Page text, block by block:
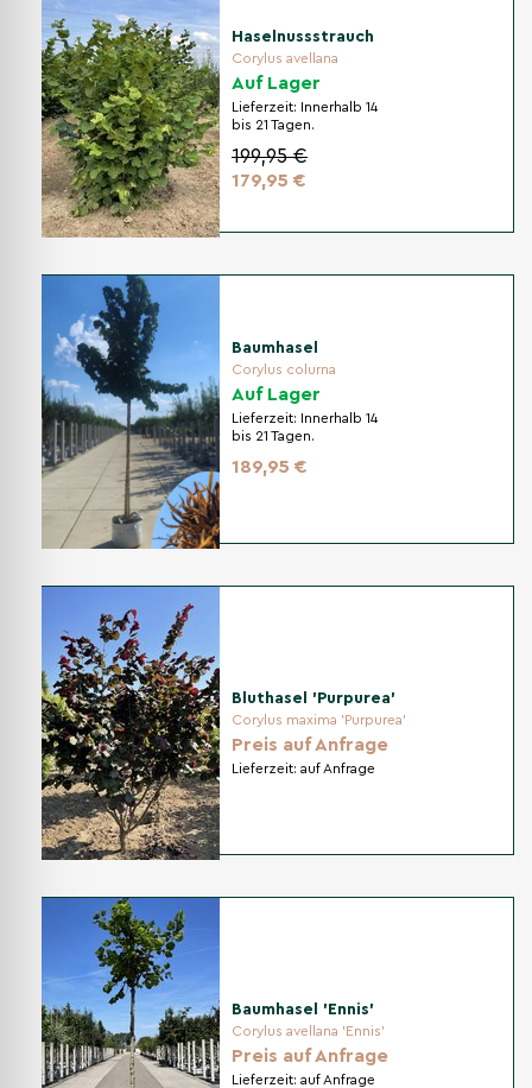
Haselnussstrauch
Corylus avellana
Auf Lager
Lieferzeit:
Innerhalb 14
bis 21 Tagen.
199,95 €
179,95 €
Baumhasel
Corylus colurna
Auf Lager
Lieferzeit:
Innerhalb 14
bis 21 Tagen.
189,95 €
Bluthasel 'Purpurea'
Corylus maxima 'Purpurea'
Preis auf Anfrage
Lieferzeit: auf Anfrage
Baumhasel 'Ennis'
Corylus avellana 'Ennis'
Preis auf Anfrage
Lieferzeit: auf Anfrage